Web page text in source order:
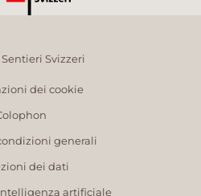
Sentieri Svizzeri
dei cookie
generali
dei dati
artificiale